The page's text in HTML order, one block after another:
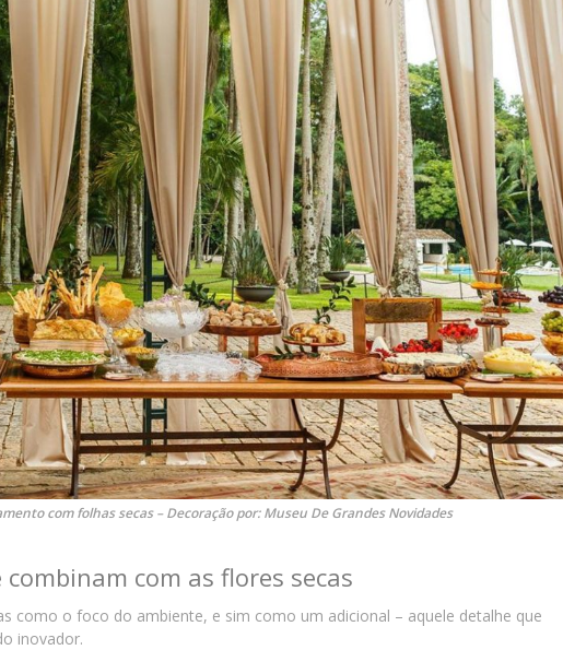
com folhas secas – Decoração por: Museu De Grandes Novidades
com as flores secas
como o foco do ambiente, e sim como um adicional – aquele detalhe que
inovador.